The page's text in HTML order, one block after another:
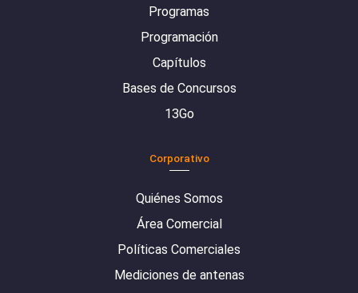
Programas
Programación
Capítulos
Bases de Concursos
13Go
Corporativo
Quiénes Somos
Área Comercial
Políticas Comerciales
Mediciones de antenas